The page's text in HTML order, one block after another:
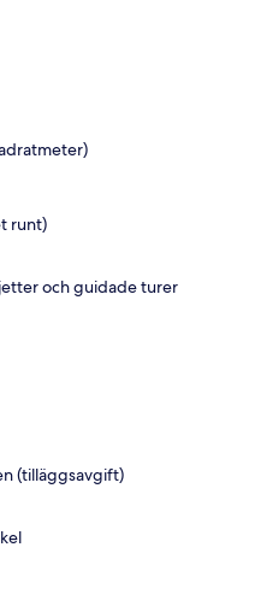
runt)
och guidade turer
(tilläggsavgift)